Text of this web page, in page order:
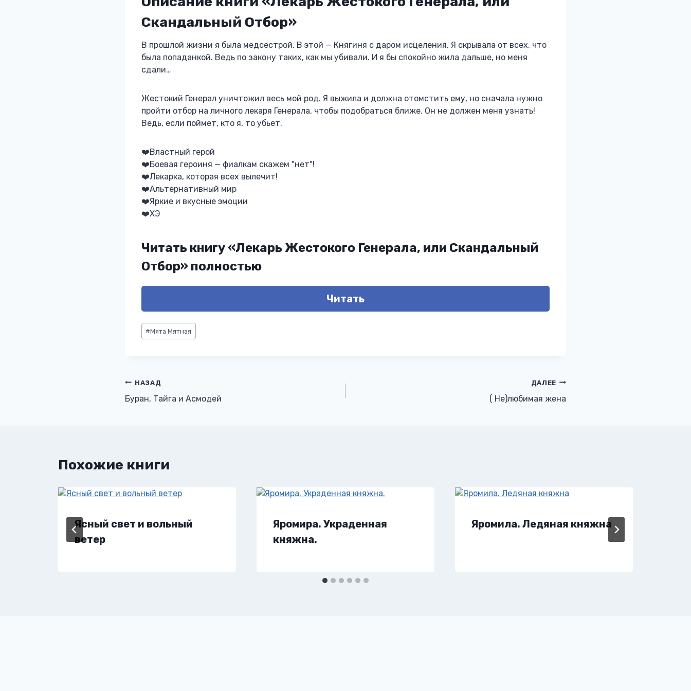
Скандальный Отбор»
В прошлой жизни я была медсестрой. В этой — Княгиня с даром исцеления. Я скрывала от всех, что
была попаданкой. Ведь по закону таких, как мы убивали. И я бы спокойно жила дальше, но меня
сдали…
Жестокий Генерал уничтожил весь мой род. Я выжила и должна отомстить ему, но сначала нужно
пройти отбор на личного лекаря Генерала, чтобы подобраться ближе. Он не должен меня узнать!
Ведь, если поймет, кто я, то убьет.
‍❤️‍Властный герой
‍❤️‍Боевая героиня — фиалкам скажем "нет"!
‍❤️‍Лекарка, которая всех вылечит!
‍❤️‍Альтернативный мир
‍❤️‍Яркие и вкусные эмоции
‍❤️‍ХЭ
Читать книгу «Лекарь Жестокого Генерала, или Скандальный
Отбор» полностью
Читать
Метки
записи:
#Мята Мятная
Навигация
по
НАЗАД
Буран, Тайга и Асмодей
ДАЛЕЕ
( Не)любимая жена
Похожие книги
Ясный свет и вольный
ветер
Яромира. Украденная
княжна.
Яромила. Ледяная княжна